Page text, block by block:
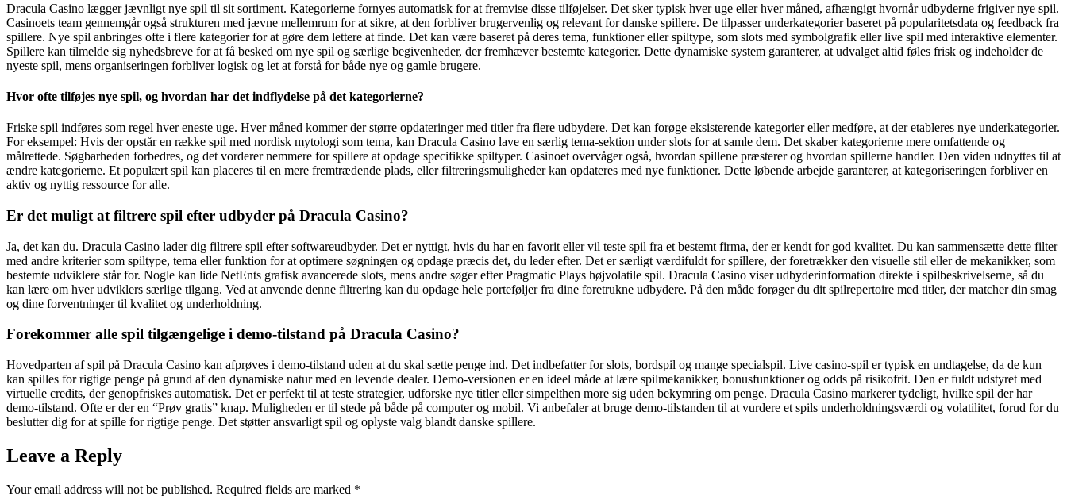
Dracula Casino lægger jævnligt nye spil til sit sortiment. Kategorierne fornyes automatisk for at fremvise disse tilføjelser. Det sker typisk hver uge eller hver måned, afhængigt hvornår udbyderne frigiver nye spil.
Casinoets team gennemgår også strukturen med jævne mellemrum for at sikre, at den forbliver brugervenlig og relevant for danske spillere. De tilpasser underkategorier baseret på popularitetsdata og feedback fra
spillere. Nye spil anbringes ofte i flere kategorier for at gøre dem lettere at finde. Det kan være baseret på deres tema, funktioner eller spiltype, som slots med symbolgrafik eller live spil med interaktive elementer.
Spillere kan tilmelde sig nyhedsbreve for at få besked om nye spil og særlige begivenheder, der fremhæver bestemte kategorier. Dette dynamiske system garanterer, at udvalget altid føles frisk og indeholder de
nyeste spil, mens organiseringen forbliver logisk og let at forstå for både nye og gamle brugere.
Hvor ofte tilføjes nye spil, og hvordan har det indflydelse på det kategorierne?
Friske spil indføres som regel hver eneste uge. Hver måned kommer der større opdateringer med titler fra flere udbydere. Det kan forøge eksisterende kategorier eller medføre, at der etableres nye underkategorier.
For eksempel: Hvis der opstår en række spil med nordisk mytologi som tema, kan Dracula Casino lave en særlig tema-sektion under slots for at samle dem. Det skaber kategorierne mere omfattende og
målrettede. Søgbarheden forbedres, og det vorderer nemmere for spillere at opdage specifikke spiltyper. Casinoet overvåger også, hvordan spillene præsterer og hvordan spillerne handler. Den viden udnyttes til at
ændre kategorierne. Et populært spil kan placeres til en mere fremtrædende plads, eller filtreringsmuligheder kan opdateres med nye funktioner. Dette løbende arbejde garanterer, at kategoriseringen forbliver en
aktiv og nyttig ressource for alle.
Er det muligt at filtrere spil efter udbyder på Dracula Casino?
Ja, det kan du. Dracula Casino lader dig filtrere spil efter softwareudbyder. Det er nyttigt, hvis du har en favorit eller vil teste spil fra et bestemt firma, der er kendt for god kvalitet. Du kan sammensætte dette filter
med andre kriterier som spiltype, tema eller funktion for at optimere søgningen og opdage præcis det, du leder efter. Det er særligt værdifuldt for spillere, der foretrækker den visuelle stil eller de mekanikker, som
bestemte udviklere står for. Nogle kan lide NetEnts grafisk avancerede slots, mens andre søger efter Pragmatic Plays højvolatile spil. Dracula Casino viser udbyderinformation direkte i spilbeskrivelserne, så du
kan lære om hver udviklers særlige tilgang. Ved at anvende denne filtrering kan du opdage hele porteføljer fra dine foretrukne udbydere. På den måde forøger du dit spilrepertoire med titler, der matcher din smag
og dine forventninger til kvalitet og underholdning.
Forekommer alle spil tilgængelige i demo-tilstand på Dracula Casino?
Hovedparten af spil på Dracula Casino kan afprøves i demo-tilstand uden at du skal sætte penge ind. Det indbefatter for slots, bordspil og mange specialspil. Live casino-spil er typisk en undtagelse, da de kun
kan spilles for rigtige penge på grund af den dynamiske natur med en levende dealer. Demo-versionen er en ideel måde at lære spilmekanikker, bonusfunktioner og odds på risikofrit. Den er fuldt udstyret med
virtuelle credits, der genopfriskes automatisk. Det er perfekt til at teste strategier, udforske nye titler eller simpelthen more sig uden bekymring om penge. Dracula Casino markerer tydeligt, hvilke spil der har
demo-tilstand. Ofte er der en “Prøv gratis” knap. Muligheden er til stede på både på computer og mobil. Vi anbefaler at bruge demo-tilstanden til at vurdere et spils underholdningsværdi og volatilitet, forud for du
beslutter dig for at spille for rigtige penge. Det støtter ansvarligt spil og oplyste valg blandt danske spillere.
Leave a Reply
Your email address will not be published. Required fields are marked *